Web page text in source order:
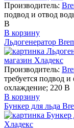
Производитель:
подвод и отвод
В
В корзину
Льдогенератор
Производитель:
требуется подвод
охлаждение; 220 В
В корзину
Бункер для льда